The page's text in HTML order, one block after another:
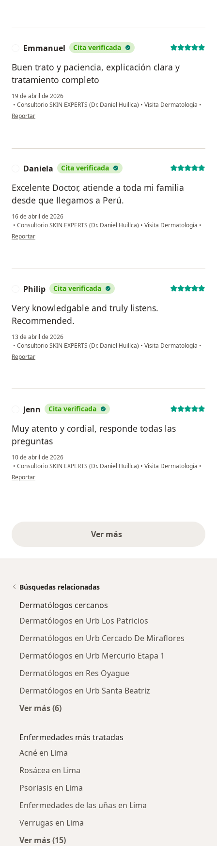
Emmanuel Cita verificada
Buen trato y paciencia, explicación clara y
tratamiento completo
19 de abril de 2026
• Consultorio SKIN EXPERTS (Dr. Daniel Huillca) • Visita Dermatología •
en opinión del usuario Emmanuel
Reportar
Daniela Cita verificada
Excelente Doctor, atiende a toda mi familia
desde que llegamos a Perú.
16 de abril de 2026
• Consultorio SKIN EXPERTS (Dr. Daniel Huillca) • Visita Dermatología •
en opinión del usuario Daniela
Reportar
Philip Cita verificada
Very knowledgable and truly listens.
Recommended.
13 de abril de 2026
• Consultorio SKIN EXPERTS (Dr. Daniel Huillca) • Visita Dermatología •
en opinión del usuario Philip
Reportar
Jenn Cita verificada
Muy atento y cordial, responde todas las
preguntas
10 de abril de 2026
• Consultorio SKIN EXPERTS (Dr. Daniel Huillca) • Visita Dermatología •
en opinión del usuario Jenn
Reportar
Ver másopiniones anteriores
Búsquedas relacionadas
Dermatólogos cercanos
Dermatólogos en Urb Los Patricios
Dermatólogos en Urb Cercado De Miraflores
Dermatólogos en Urb Mercurio Etapa 1
Dermatólogos en Res Oyague
Dermatólogos en Urb Santa Beatriz
Ver más (6)
Enfermedades más tratadas
Acné en Lima
Rosácea en Lima
Psoriasis en Lima
Enfermedades de las uñas en Lima
Verrugas en Lima
Ver más (15)